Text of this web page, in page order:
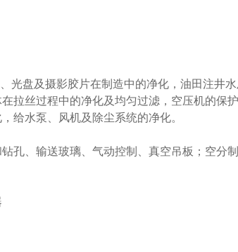
盘及摄影胶片在制造中的净化，油田注井水
丝过程中的净化及均匀过滤，空压机的保
给水泵、风机及除尘系统的净化。
孔、输送玻璃、气动控制、真空吊板；空分